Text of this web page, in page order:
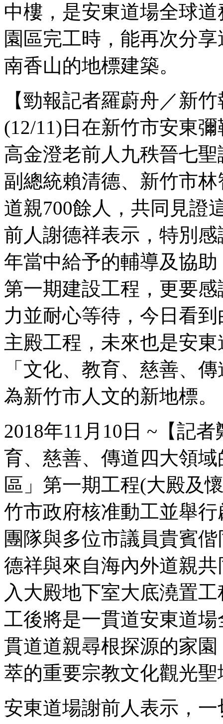
中樓，是安東道場全球
園區完工時，能再次分
南香山的地標建築。
【勁報記者羅蔚舟／新
(12/11)日在新竹市安東
高金澄老前人九秩晉七
副總統賴清德、新竹市
道親700餘人，共同見證
前人謝德祥表示，特別
年當中給予的輔導及協
第一期建設工程，更要
力並耐心等待，今日看
主殿工程，未來也是安
「文化、教育、慈善、
為新竹市人文的新地標。
2018年11月10日 ~【記
育、慈善、傳道四大領
區」第一期工程(大殿及
竹市政府核准動工並舉
團隊與多位市議員貴賓
德祥與來自海內外道親
入大殿地下室大底澆置
工後將是一貫道安東道
貫道道親尋根探源的家
萃的重要宗教文化觀光聖
安東道場謝前人表示，